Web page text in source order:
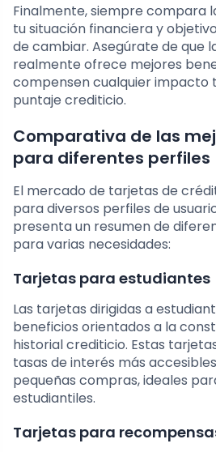
Finalmente, siempre compara
tu situación financiera y
de cambiar. Asegúrate de que
realmente ofrece mejores
compensen cualquier impacto
puntaje crediticio.
Comparativa de las
para diferentes perfiles
El mercado de tarjetas de
para diversos perfiles de
presenta un resumen de
para varias necesidades:
Tarjetas para estudiantes
Las tarjetas dirigidas a
beneficios orientados a la
historial crediticio. Estas
tasas de interés más
pequeñas compras, ideales
estudiantiles.
Tarjetas para